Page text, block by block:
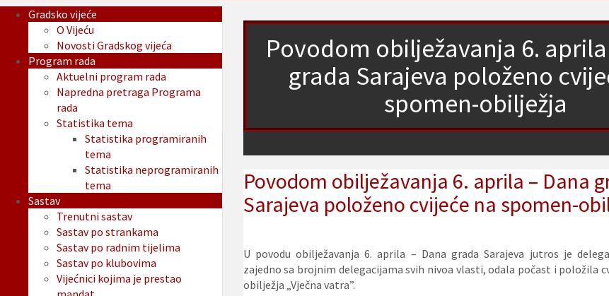
Povodom obilježavanja 6. aprila
grada Sarajeva položeno
spomen-obilježja
Povodom obilježavanja 6. aprila – Dana
Sarajeva položeno cvijeće na spomen-
U povodu obilježavanja 6. aprila – Dana grada Sarajeva jutros je
zajedno sa brojnim delegacijama svih nivoa vlasti, odala počast i položila
obilježja „Vječna vatra”.
Gradsko vijeće
O Vijeću
Novosti Gradskog vijeća
Program rada
Aktuelni program rada
Napredna pretraga Programa
rada
Statistika tema
Statistika programiranih
tema
Statistika neprogramiranih
tema
Sastav
Trenutni sastav
Sastav po strankama
Sastav po radnim tijelima
Sastav po klubovima
Vijećnici kojima je prestao